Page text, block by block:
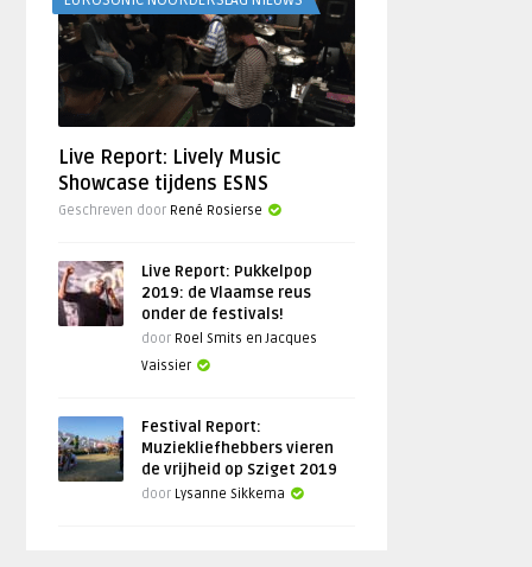
Live Report: Lively Music
Showcase tijdens ESNS
Geschreven door René Rosierse
Live Report: Pukkelpop
2019: de Vlaamse reus
onder de festivals!
door Roel Smits en Jacques
Vaissier
Festival Report:
Muziekliefhebbers vieren
de vrijheid op Sziget 2019
door Lysanne Sikkema